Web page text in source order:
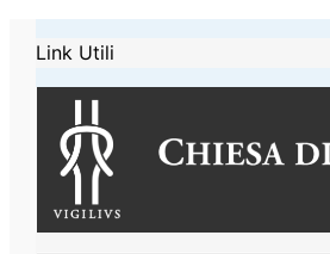
Link Utili